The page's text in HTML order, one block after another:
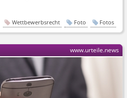
Wettbewerbsrecht Foto Fotos
www.urteile.news